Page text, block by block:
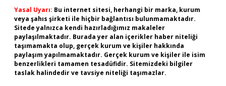
Yasal Uyarı: Bu internet sitesi, herhangi bir marka, kurum
veya şahıs şirketi ile hiçbir bağlantısı bulunmamaktadır.
Sitede yalnızca kendi hazırladığımız makaleler
paylaşılmaktadır. Burada yer alan içerikler haber niteliği
taşımamakta olup, gerçek kurum ve kişiler hakkında
paylaşım yapılmamaktadır. Gerçek kurum ve kişiler ile isim
benzerlikleri tamamen tesadüfidir. Sitemizdeki bilgiler
taslak halindedir ve tavsiye niteliği taşımazlar.